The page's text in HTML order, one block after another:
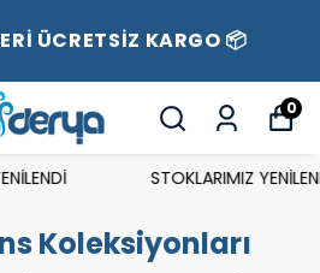
ÜCRETSİZ KARGO 📦
0
STOKLARIMIZ
Koleksiyonları